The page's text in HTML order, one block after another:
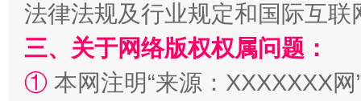
阿坝州三大球赛在茂县开幕 规模
法律法规及行业规定和国际互
三、关于网络版权权属问题：
① 本网注明“来源：XXXXXXX